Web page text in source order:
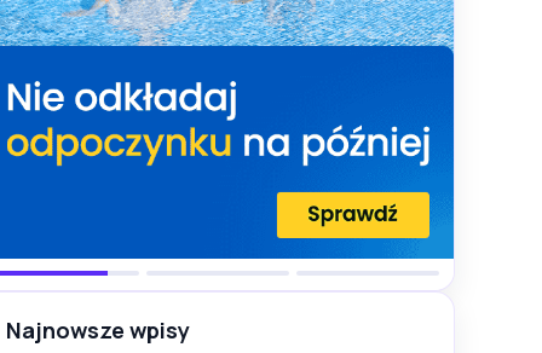
Najnowsze wpisy